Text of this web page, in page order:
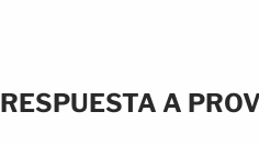
RESPUESTA A